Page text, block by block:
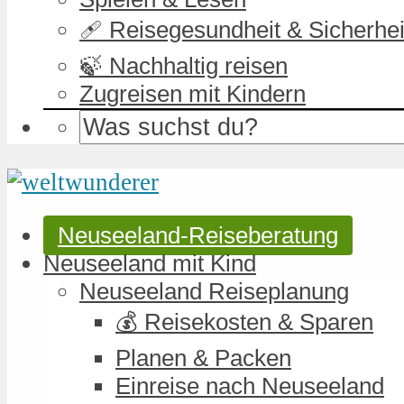
🩹 Reisegesundheit &
🍃 Nachhaltig reisen
Zugreisen mit Kindern
Neuseeland-Reiseberatung
Neuseeland mit Kind
Neuseeland Reiseplanung
💰 Reisekosten & Sparen
Planen & Packen
Einreise nach Neuseeland